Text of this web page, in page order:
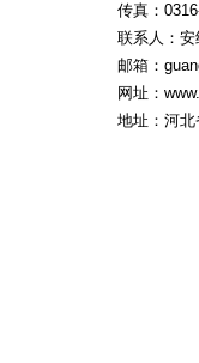
传真：0316-
联系人：安
邮箱：
网址：
地址：河北